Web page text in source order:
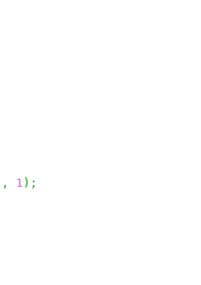
, 1 ) ;